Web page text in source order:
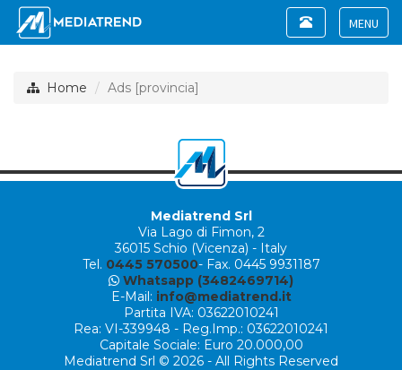
Toggle
Toggle
navigation
Home Ads [provincia]
Mediatrend Srl
Via Lago di Fimon, 2
36015 Schio (Vicenza) - Italy
Tel. 0445 570500- Fax. 0445 9931187
Whatsapp (3482469714)
E-Mail: info@mediatrend.it
Partita IVA: 03622010241
Rea: VI-339948 - Reg.Imp.: 03622010241
Capitale Sociale: Euro 20.000,00
Mediatrend Srl © 2026 - All Rights Reserved